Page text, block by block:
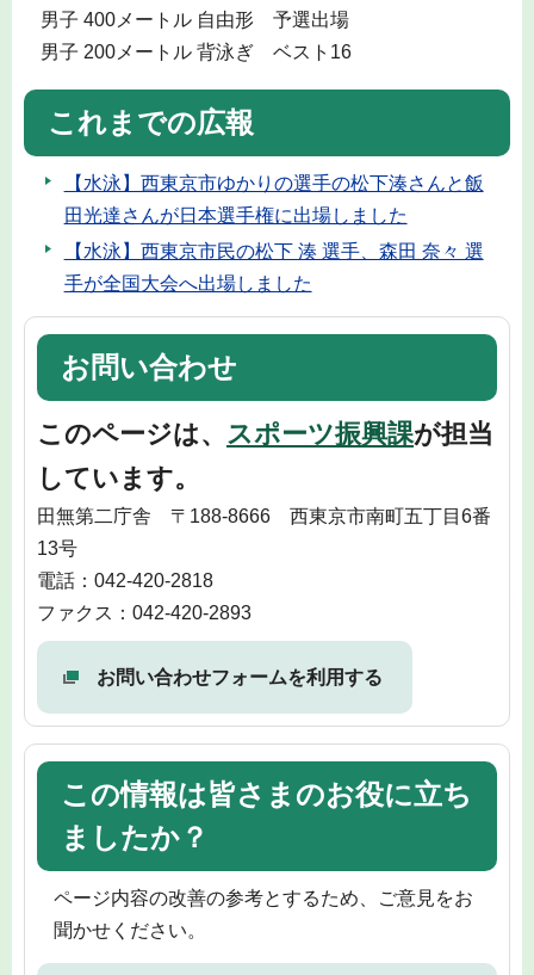
男子 400メートル 自由形 予選出場
男子 200メートル 背泳ぎ ベスト16
これまでの広報
【水泳】西東京市ゆかりの選手の松下湊さんと飯
田光達さんが日本選手権に出場しました
【水泳】西東京市民の松下 湊 選手、森田 奈々 選
手が全国大会へ出場しました
お問い合わせ
このページは、 スポーツ振興課が担当
しています。
田無第二庁舎 〒188-8666 西東京市南町五丁目6番
13号
電話：042-420-2818
ファクス：042-420-2893
お問い合わせフォームを利用する
この情報は皆さまのお役に立ち
ましたか？
ページ内容の改善の参考とするため、ご意見をお
聞かせください。